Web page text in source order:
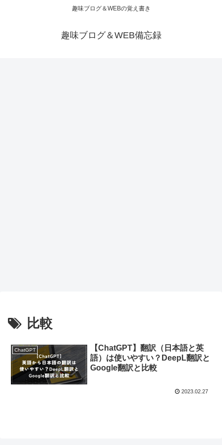
趣味ブログ＆WEBの覚え書き
趣味ブログ＆WEB備忘録
比較
ChatGPT
【ChatGPT】翻訳（日本語と英
語）は使いやすい？DeepL翻訳と
Google翻訳と比較
2023.02.27